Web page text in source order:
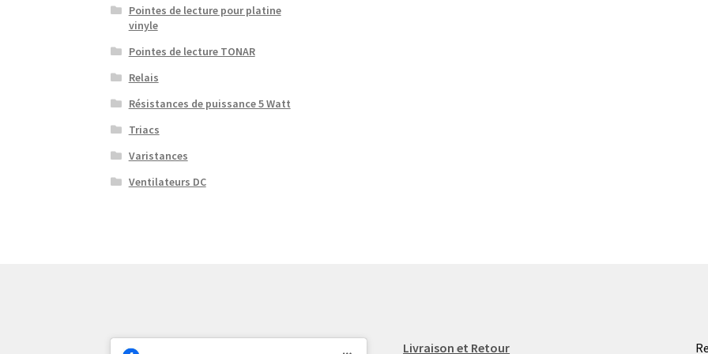
Pointes de lecture pour platine
vinyle
Pointes de lecture TONAR
Relais
Résistances de puissance 5 Watt
Triacs
Varistances
Ventilateurs DC
Livraison et Retour